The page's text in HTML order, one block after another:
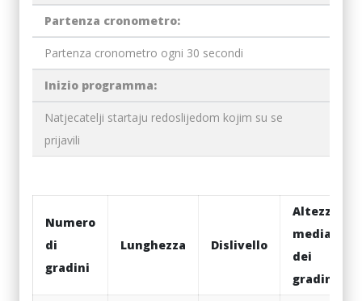
Partenza cronometro:
Partenza cronometro ogni 30 secondi
Inizio programma:
Natjecatelji startaju redoslijedom kojim su se
prijavili
Numero
di
gradini
Lunghezza Dislivello
Altezza
media
dei
gradini